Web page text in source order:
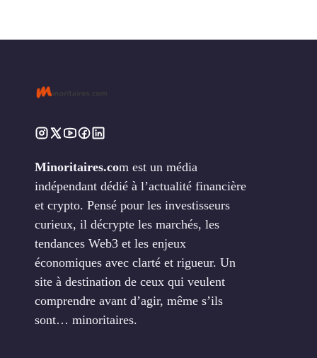
Minoritaires.com est un média
indépendant dédié à l’actualité financière
et crypto. Pensé pour les investisseurs
curieux, il décrypte les marchés, les
tendances Web3 et les enjeux
économiques avec clarté et rigueur. Un
site à destination de ceux qui veulent
comprendre avant d’agir, même s’ils
sont… minoritaires.